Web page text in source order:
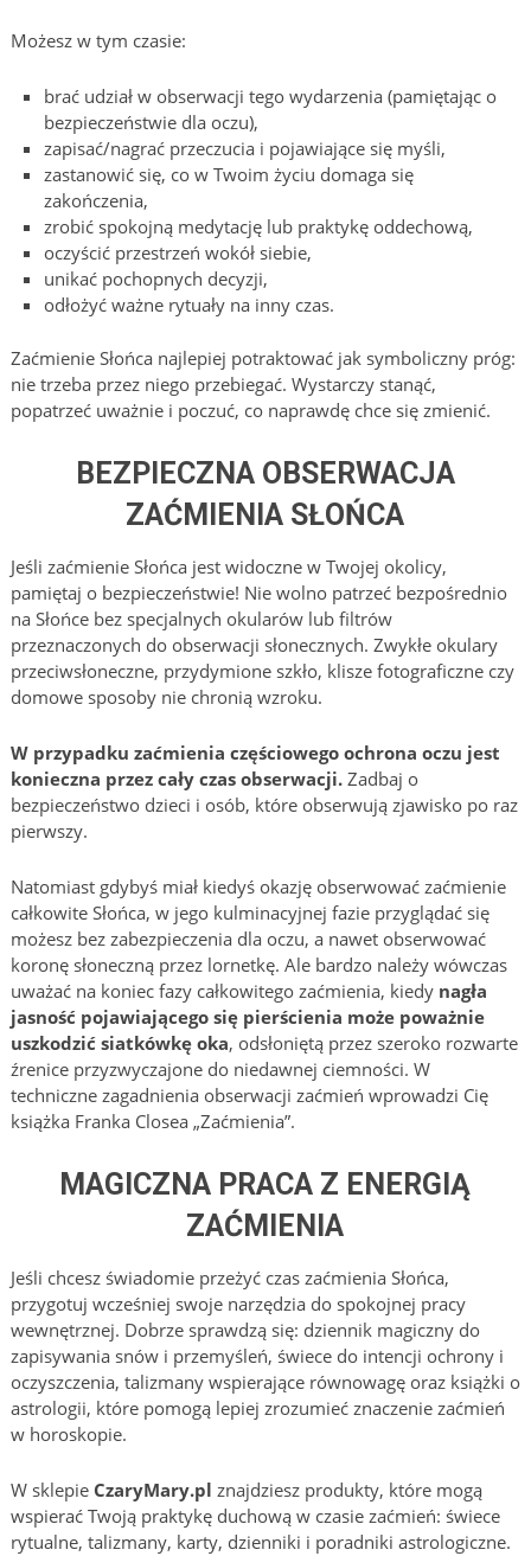
Możesz w tym czasie:
brać udział w obserwacji tego wydarzenia (pamiętając o
bezpieczeństwie dla oczu),
zapisać/nagrać przeczucia i pojawiające się myśli,
zastanowić się, co w Twoim życiu domaga się
zakończenia,
zrobić spokojną medytację lub praktykę oddechową,
oczyścić przestrzeń wokół siebie,
unikać pochopnych decyzji,
odłożyć ważne rytuały na inny czas.
Zaćmienie Słońca najlepiej potraktować jak symboliczny próg:
nie trzeba przez niego przebiegać. Wystarczy stanąć,
popatrzeć uważnie i poczuć, co naprawdę chce się zmienić.
BEZPIECZNA OBSERWACJA
ZAĆMIENIA SŁOŃCA
Jeśli zaćmienie Słońca jest widoczne w Twojej okolicy,
pamiętaj o bezpieczeństwie! Nie wolno patrzeć bezpośrednio
na Słońce bez specjalnych okularów lub filtrów
przeznaczonych do obserwacji słonecznych. Zwykłe okulary
przeciwsłoneczne, przydymione szkło, klisze fotograficzne czy
domowe sposoby nie chronią wzroku.
W przypadku zaćmienia częściowego ochrona oczu jest
konieczna przez cały czas obserwacji.Zadbaj o
bezpieczeństwo dzieci i osób, które obserwują zjawisko po raz
pierwszy.
Natomiast gdybyś miał kiedyś okazję obserwować zaćmienie
całkowite Słońca, w jego kulminacyjnej fazie przyglądać się
możesz bez zabezpieczenia dla oczu, a nawet obserwować
koronę słoneczną przez lornetkę. Ale bardzo należy wówczas
uważać na koniec fazy całkowitego zaćmienia, kiedy nagła
jasność pojawiającego się pierścienia może poważnie
uszkodzić siatkówkę oka, odsłoniętą przez szeroko rozwarte
źrenice przyzwyczajone do niedawnej ciemności. W
techniczne zagadnienia obserwacji zaćmień wprowadzi Cię
książka Franka Closea „Zaćmienia”.
MAGICZNA PRACA Z ENERGIĄ
ZAĆMIENIA
Jeśli chcesz świadomie przeżyć czas zaćmienia Słońca,
przygotuj wcześniej swoje narzędzia do spokojnej pracy
wewnętrznej. Dobrze sprawdzą się: dziennik magiczny do
zapisywania snów i przemyśleń, świece do intencji ochrony i
oczyszczenia, talizmany wspierające równowagę oraz książki o
astrologii, które pomogą lepiej zrozumieć znaczenie zaćmień
w horoskopie.
W sklepie CzaryMary.pl znajdziesz produkty, które mogą
wspierać Twoją praktykę duchową w czasie zaćmień: świece
rytualne, talizmany, karty, dzienniki i poradniki astrologiczne.